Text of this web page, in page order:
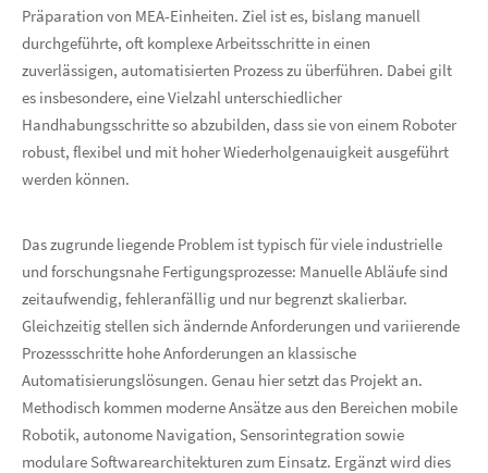
Präparation von MEA-Einheiten. Ziel ist es, bislang manuell
durchgeführte, oft komplexe Arbeitsschritte in einen
zuverlässigen, automatisierten Prozess zu überführen. Dabei gilt
es insbesondere, eine Vielzahl unterschiedlicher
Handhabungsschritte so abzubilden, dass sie von einem Roboter
robust, flexibel und mit hoher Wiederholgenauigkeit ausgeführt
werden können.
Das zugrunde liegende Problem ist typisch für viele industrielle
und forschungsnahe Fertigungsprozesse: Manuelle Abläufe sind
zeitaufwendig, fehleranfällig und nur begrenzt skalierbar.
Gleichzeitig stellen sich ändernde Anforderungen und variierende
Prozessschritte hohe Anforderungen an klassische
Automatisierungslösungen. Genau hier setzt das Projekt an.
Methodisch kommen moderne Ansätze aus den Bereichen mobile
Robotik, autonome Navigation, Sensorintegration sowie
modulare Softwarearchitekturen zum Einsatz. Ergänzt wird dies